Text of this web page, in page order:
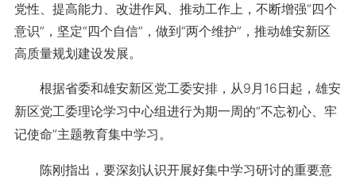
党性、提高能力、改进作风、推动工作上，不断增强“四个
意识”，坚定“四个自信”，做到“两个维护”，推动雄安新区
高质量规划建设发展。
根据省委和雄安新区党工委安排，从9月16日起，雄安
新区党工委理论学习中心组进行为期一周的“不忘初心、牢
记使命”主题教育集中学习。
陈刚指出，要深刻认识开展好集中学习研讨的重要意